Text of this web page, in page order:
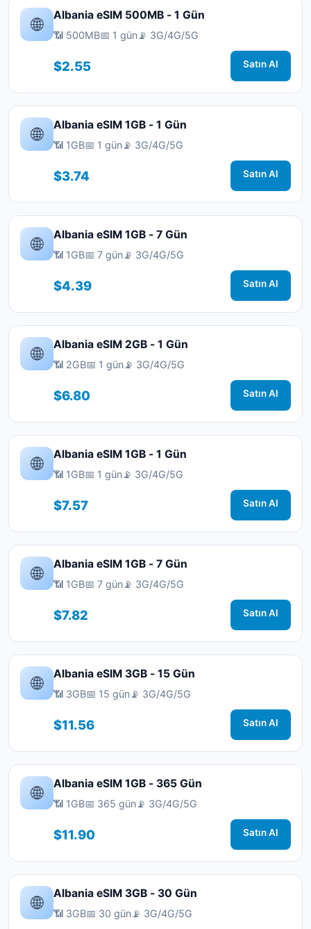
🌐 Albania eSIM 500MB - 1 Gün
📶 500MB📅 1 gün📡 3G/4G/5G
$2.55 Satın Al
🌐 Albania eSIM 1GB - 1 Gün
📶 1GB📅 1 gün📡 3G/4G/5G
$3.74 Satın Al
🌐 Albania eSIM 1GB - 7 Gün
📶 1GB📅 7 gün📡 3G/4G/5G
$4.39 Satın Al
🌐 Albania eSIM 2GB - 1 Gün
📶 2GB📅 1 gün📡 3G/4G/5G
$6.80 Satın Al
🌐 Albania eSIM 1GB - 1 Gün
📶 1GB📅 1 gün📡 3G/4G/5G
$7.57 Satın Al
🌐 Albania eSIM 1GB - 7 Gün
📶 1GB📅 7 gün📡 3G/4G/5G
$7.82 Satın Al
🌐 Albania eSIM 3GB - 15 Gün
📶 3GB📅 15 gün📡 3G/4G/5G
$11.56 Satın Al
🌐 Albania eSIM 1GB - 365 Gün
📶 1GB📅 365 gün📡 3G/4G/5G
$11.90 Satın Al
🌐 Albania eSIM 3GB - 30 Gün
📶 3GB📅 30 gün📡 3G/4G/5G